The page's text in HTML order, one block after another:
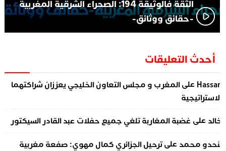
الثقة فالوثيقة 194: الصحراء الشرقية المغربية
-حقائق ووثائق-
أحدث التعليقات
علىالمغرب و مجلس التعاون الخليجي يعززان شراكتهما
علىغضبة المغاربة تلغي جميع حفلات عبد القادر السيكتور
محمدعلىترحيل الجزائري كمال مهوي: صفعة مغربية